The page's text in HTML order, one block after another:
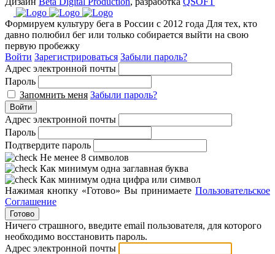
Формируем культуру бега в России с 2012 года Для тех, кто
давно полюбил бег или только собирается выйти на свою
первую пробежку
Войти Зарегистрироваться Забыли пароль?
Адрес электронной почты
Пароль
Запомнить меня Забыли пароль?
Войти
Адрес электронной почты
Пароль
Подтвердите пароль
Не менее 8 символов
Как минимум одна заглавная буква
Как минимум одна цифра или символ
Нажимая кнопку «Готово» Вы принимаете Пользовательское
Соглашение
Готово
Ничего страшного, введите email пользователя, для которого
необходимо восстановить пароль.
Адрес электронной почты